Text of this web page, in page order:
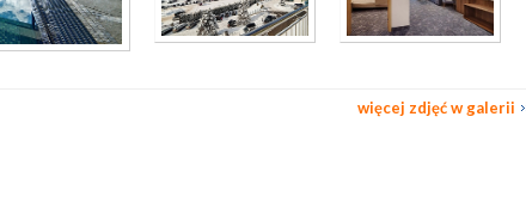
więcej zdjęć w galerii